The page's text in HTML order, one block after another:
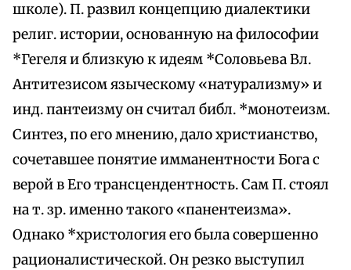
школе). П. развил концепцию диалектики
религ. истории, основанную на философии
*Гегеля и близкую к идеям *Соловьева Вл.
Антитезисом языческому «натурализму» и
инд. пантеизму он считал библ. *монотеизм.
Синтез, по его мнению, дало христианство,
сочетавшее понятие имманентности Бога с
верой в Его трансцендентность. Сам П. стоял
на т. зр. именно такого «панентеизма».
Однако *христология его была совершенно
рационалистической. Он резко выступил